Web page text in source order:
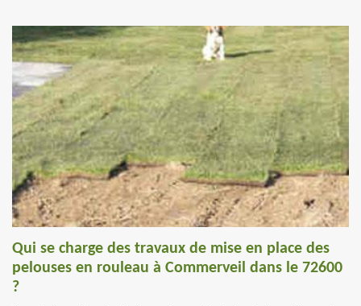
Qui se charge des travaux de mise en place des
pelouses en rouleau à Commerveil dans le 72600
?